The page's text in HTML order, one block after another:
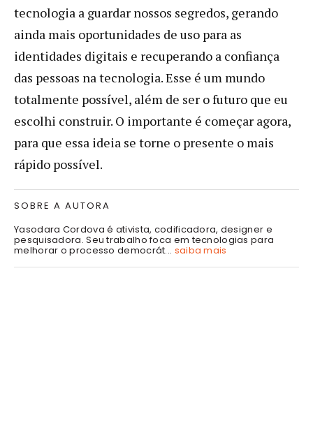
tecnologia a guardar nossos segredos, gerando
ainda mais oportunidades de uso para as
identidades digitais e recuperando a confiança
das pessoas na tecnologia. Esse é um mundo
totalmente possível, além de ser o futuro que eu
escolhi construir. O importante é começar agora,
para que essa ideia se torne o presente o mais
rápido possível.
SOBRE A AUTORA
Yasodara Cordova é ativista, codificadora, designer e
pesquisadora. Seu trabalho foca em tecnologias para
melhorar o processo democrát... saiba mais